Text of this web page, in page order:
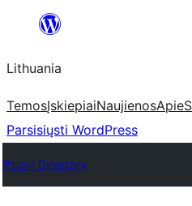
turinio
Lithuania
TemosĮskiepiaiNaujienosApie
Parsisiųsti WordPress
Plugin Directory